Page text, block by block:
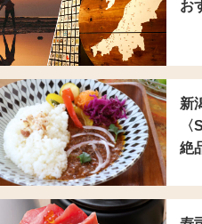
お
新
絶